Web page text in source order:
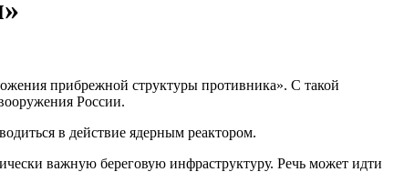
прибрежной структуры противника». С такой
России.
в действие ядерным реактором.
важную береговую инфраструктуру. Речь может идти